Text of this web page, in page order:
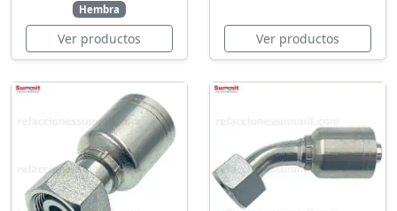
Hembra
Ver productos Ver productos